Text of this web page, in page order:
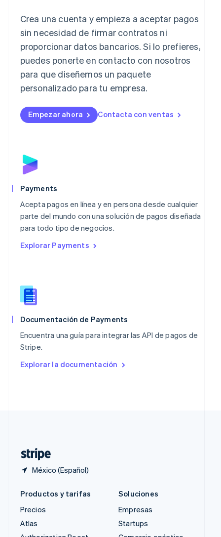
Crea una cuenta y empieza a aceptar pagos
sin necesidad de firmar contratos ni
proporcionar datos bancarios. Si lo prefieres,
puedes ponerte en contacto con nosotros
para que diseñemos un paquete
personalizado para tu empresa.
Empezar ahora Contacta con ventas
Payments
Acepta pagos en línea y en persona desde cualquier
parte del mundo con una solución de pagos diseñada
para todo tipo de negocios.
Explorar Payments
Documentación de Payments
Encuentra una guía para integrar las API de pagos de
Stripe.
Explorar la documentación
México (Español)
Italia
Japón
日本語English
Letonia
English
Liechtenstein
DeutschEnglish
English
Luxemburgo
English
Español
English
Nueva Zelandia
English
Países Bajos
NederlandsEnglish
Português
RAE de Hong Kong, China
English
Reino Unido
República Checa
English
English
Productos y tarifas
Precios
Atlas
Soluciones
Empresas
Startups